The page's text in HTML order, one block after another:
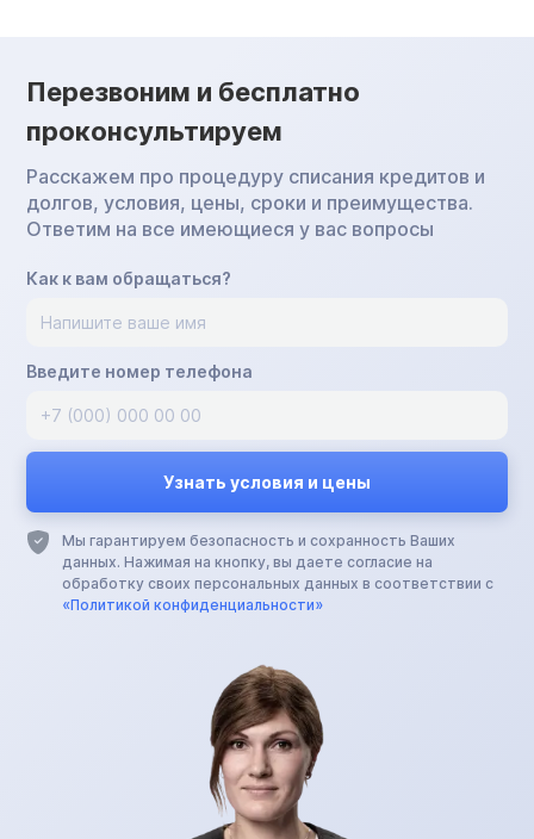
Перезвоним и бесплатно
проконсультируем
Расскажем про процедуру списания кредитов и
долгов, условия, цены, сроки и преимущества.
Ответим на все имеющиеся у вас вопросы
Как к вам обращаться?
Введите номер телефона
Мы гарантируем безопасность и сохранность Ваших
данных. Нажимая на кнопку, вы даете согласие на
обработку своих персональных данных в соответствии с
«Политикой конфиденциальности»